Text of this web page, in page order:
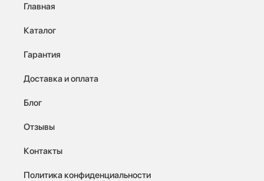
Главная
Каталог
Гарантия
Доставка и оплата
Блог
Отзывы
Контакты
Политика конфиденциальности